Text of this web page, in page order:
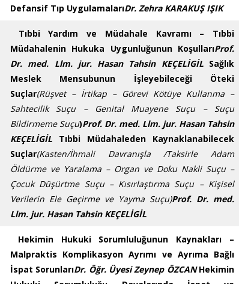
Defansif Tıp UygulamalarıDr. Zehra KARAKUŞ IŞIK
Tıbbi Yardım ve Müdahale Kavramı – Tıbbi
Müdahalenin Hukuka Uygunluğunun KoşullarıProf.
Dr. med. Llm. jur. Hasan Tahsin KEÇELİGİL Sağlık
Meslek Mensubunun İşleyebileceği Öteki
Suçlar(Rüşvet – İrtikap – Görevi Kötüye Kullanma –
Sahtecilik Suçu – Genital Muayene Suçu – Suçu
Bildirmeme Suçu)Prof. Dr. med. Llm. jur. Hasan Tahsin
KEÇELİGİL
Tıbbi Müdahaleden Kaynaklanabilecek
Suçlar(Kasten/İhmali Davranışla /Taksirle Adam
Öldürme ve Yaralama – Organ ve Doku Nakli Suçu –
Çocuk Düşürtme Suçu – Kısırlaştırma Suçu – Kişisel
Verilerin Ele Geçirme ve Yayma Suçu)Prof. Dr. med.
Llm. jur. Hasan Tahsin KEÇELİGİL
Hekimin Hukuki Sorumluluğunun Kaynakları –
Malpraktis Komplikasyon Ayrımı ve Ayrıma Bağlı
İspat SorunlarıDr. Öğr. Üyesi Zeynep ÖZCAN Hekimin